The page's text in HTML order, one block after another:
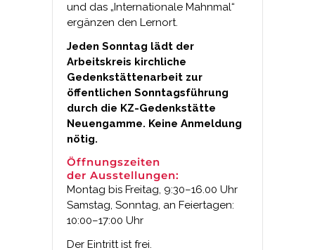
und das „Internationale Mahnmal“
ergänzen den Lernort.
Jeden Sonntag lädt der
Arbeitskreis kirchliche
Gedenkstättenarbeit zur
öffentlichen Sonntagsführung
durch die KZ-Gedenkstätte
Neuengamme. Keine Anmeldung
nötig.
Öffnungszeiten
der Ausstellungen:
Montag bis Freitag, 9:30–16.00 Uhr
Samstag, Sonntag, an Feiertagen:
10:00–17:00 Uhr
Der Eintritt ist frei.